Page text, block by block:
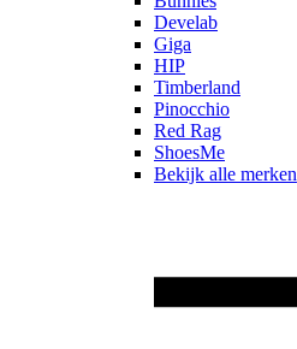
Develab
Giga
HIP
Timberland
Pinocchio
Red Rag
ShoesMe
Bekijk alle merken